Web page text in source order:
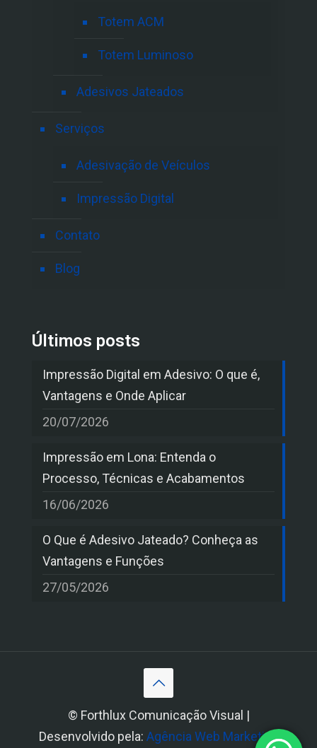
Totem ACM
Totem Luminoso
Adesivos Jateados
Serviços
Adesivação de Veículos
Impressão Digital
Contato
Blog
Últimos posts
Impressão Digital em Adesivo: O que é,
Vantagens e Onde Aplicar
20/07/2026
Impressão em Lona: Entenda o
Processo, Técnicas e Acabamentos
16/06/2026
O Que é Adesivo Jateado? Conheça as
Vantagens e Funções
27/05/2026
© Forthlux Comunicação Visual |
Desenvolvido pela: Agência Web Marketing